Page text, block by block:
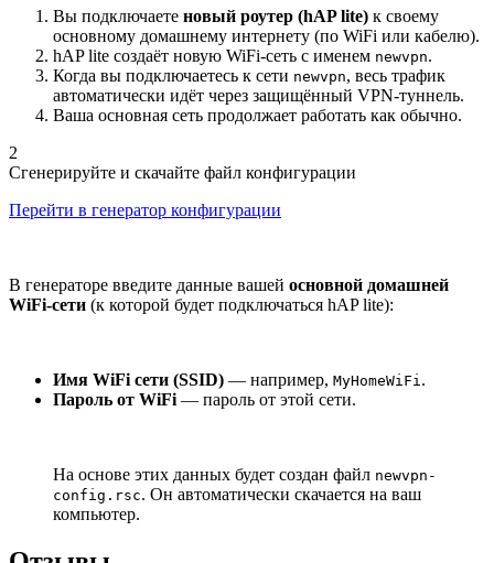
Вы подключаете новый роутер (hAP lite) к своему
основному домашнему интернету (по WiFi или кабелю).
hAP lite создаёт новую WiFi-сеть с именем newvpn.
Когда вы подключаетесь к сети newvpn, весь трафик
автоматически идёт через защищённый VPN-туннель.
Ваша основная сеть продолжает работать как обычно.
2
Сгенерируйте и скачайте файл конфигурации
Перейти в генератор конфигурации
В генераторе введите данные вашей основной домашней
WiFi-сети (к которой будет подключаться hAP lite):
Имя WiFi сети (SSID) — например, MyHomeWiFi.
Пароль от WiFi— пароль от этой сети.
На основе этих данных будет создан файл newvpn-
config.rsc. Он автоматически скачается на ваш
компьютер.